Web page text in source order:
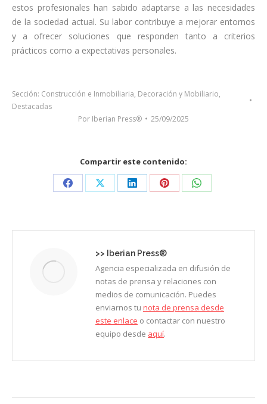
estos profesionales han sabido adaptarse a las necesidades
de la sociedad actual. Su labor contribuye a mejorar entornos
y a ofrecer soluciones que responden tanto a criterios
prácticos como a expectativas personales.
Sección: Construcción e Inmobiliaria, Decoración y Mobiliario,
Destacadas
Por Iberian Press® 25/09/2025
Compartir este contenido:
Share Share Share Share Share
>> Iberian Press®
Agencia especializada en difusión de
notas de prensa y relaciones con
medios de comunicación. Puedes
enviarnos tu nota de prensa desde
este enlace o contactar con nuestro
equipo desde aquí.